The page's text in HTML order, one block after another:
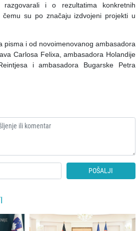
razgovarali i o rezultatima konkretnih
čemu su po značaju izdvojeni projekti u
pisma i od novoimenovanog ambasadora
Carlosa Felixa, ambasadora Holandije
i ambasadora Bugarske Petra
POŠALJI